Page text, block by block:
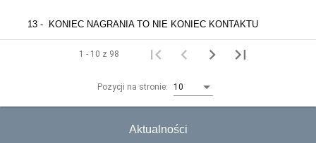
13 -  KONIEC NAGRANIA TO NIE KONIEC KONTAKTU
Pozycji na stronie: 10
1 - 10 z 98
Aktualności